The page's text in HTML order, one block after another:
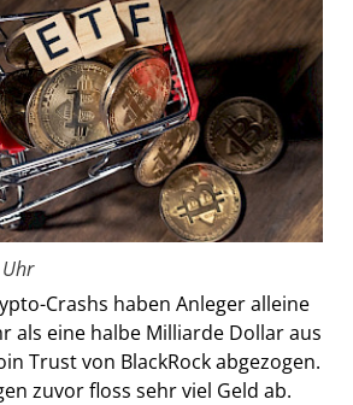
Crashs haben Anleger alleine
als eine halbe Milliarde Dollar aus
Trust von BlackRock abgezogen.
zuvor floss sehr viel Geld ab.